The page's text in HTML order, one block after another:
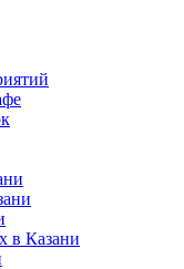
в Казани